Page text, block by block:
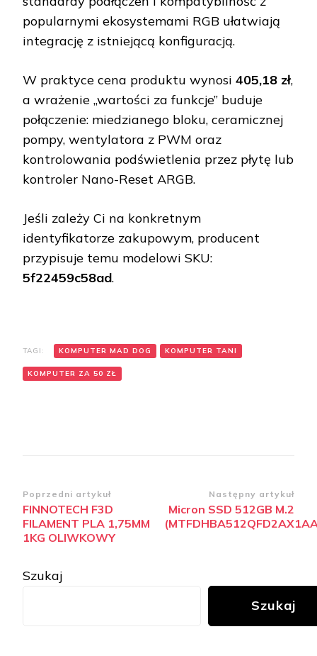
popularnymi ekosystemami RGB ułatwiają
integrację z istniejącą konfiguracją.
W praktyce cena produktu wynosi 405,18 zł,
a wrażenie „wartości za funkcje” buduje
połączenie: miedzianego bloku, ceramicznej
pompy, wentylatora z PWM oraz
kontrolowania podświetlenia przez płytę lub
kontroler Nano-Reset ARGB.
Jeśli zależy Ci na konkretnym
identyfikatorze zakupowym, producent
przypisuje temu modelowi SKU:
5f22459c58ad.
TAGI: KOMPUTER MAD DOG KOMPUTER TANI
KOMPUTER ZA 50 ZŁ
Zobacz
wpisy
Poprzedni artykuł
FINNOTECH F3D
FILAMENT PLA 1,75MM
1KG OLIWKOWY
Następny artykuł
Micron SSD 512GB M.2
Szukaj
Szukaj